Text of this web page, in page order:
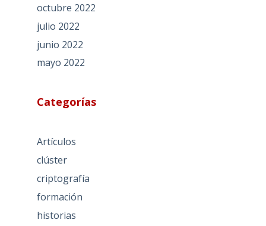
octubre 2022
julio 2022
junio 2022
mayo 2022
Categorías
Artículos
clúster
criptografía
formación
historias